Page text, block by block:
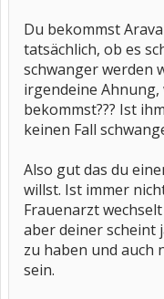
Du bekommst
tatsächlich, ob es
schwanger werden
irgendeine
bekommst??? Ist
keinen Fall
Also gut das du
willst. Ist immer
Frauenarzt
aber deiner scheint
zu haben und auch
sein.